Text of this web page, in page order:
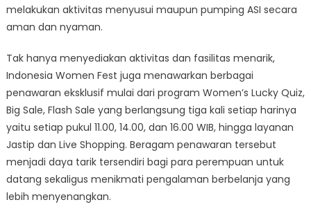
melakukan aktivitas menyusui maupun pumping ASI secara
aman dan nyaman.
Tak hanya menyediakan aktivitas dan fasilitas menarik,
Indonesia Women Fest juga menawarkan berbagai
penawaran eksklusif mulai dari program Women’s Lucky Quiz,
Big Sale, Flash Sale yang berlangsung tiga kali setiap harinya
yaitu setiap pukul 11.00, 14.00, dan 16.00 WIB, hingga layanan
Jastip dan Live Shopping. Beragam penawaran tersebut
menjadi daya tarik tersendiri bagi para perempuan untuk
datang sekaligus menikmati pengalaman berbelanja yang
lebih menyenangkan.